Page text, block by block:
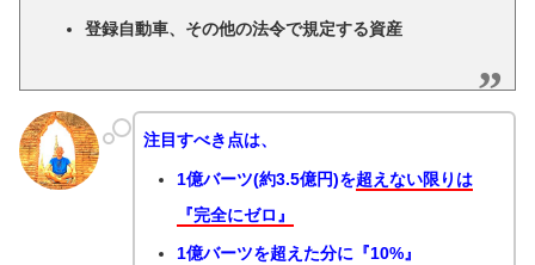
登録自動車、その他の法令で規定する資産
注目すべき点は、
1億バーツ(約3.5億円)を超えない限りは
『完全にゼロ』
1億バーツを超えた分に『10%』